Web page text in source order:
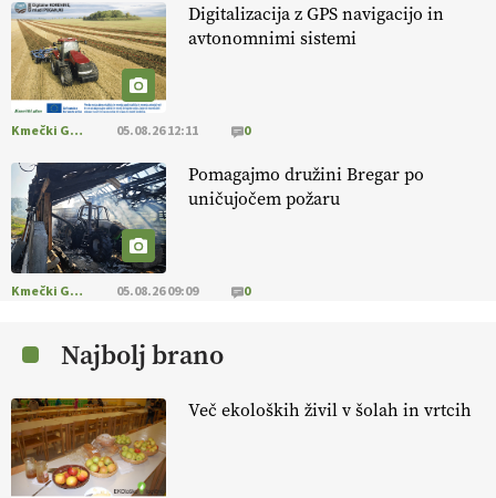
[EKOloško = LOGIČNO
aronije
v dobrem desetletju zrasla v uspešno kmetijsko in
podjetniško zgodbo.
#IMCAP #CAP https://t.co/xp1oihBDaJ
[EKOloško = LOGIČNO
v tujini
. Zato je ekološka pridelava odlična priložnost za slovenske
vinarje
. VEČ
https://t.co/XAe9EbeAbK @EUAgri #IMCAP #CAP
https://t.co/01qpoeLyNP
kmetijstva in uspešno prenovo kmetij
. VEČ
https://t.co/RRn8unbwXp @EUAgri #IMCAP #CAP
https://t.co/mnLHFv2VuP
Digitalizacija z GPS navigacijo in
avtonomnimi sistemi
Kmečki Glas 05.08.26 12:11 0
Pomagajmo družini Bregar po
uničujočem požaru
Kmečki Glas 05.08.26 09:09 0
Najbolj brano
Več ekoloških živil v šolah in vrtcih